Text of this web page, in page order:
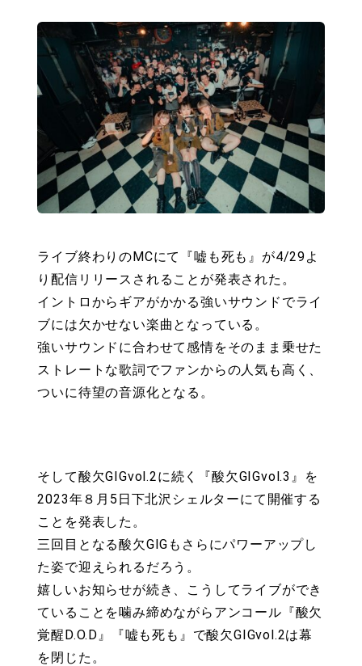
ライブ終わりのMCにて『嘘も死も』が4/29よ
り配信リリースされることが発表された。
イントロからギアがかかる強いサウンドでライ
ブには欠かせない楽曲となっている。
強いサウンドに合わせて感情をそのまま乗せた
ストレートな歌詞でファンからの人気も高く、
ついに待望の音源化となる。
そして酸欠GIGvol.2に続く『酸欠GIGvol.3』を
2023年８月5日下北沢シェルターにて開催する
ことを発表した。
三回目となる酸欠GIGもさらにパワーアップし
た姿で迎えられるだろう。
嬉しいお知らせが続き、こうしてライブができ
ていることを噛み締めながらアンコール『酸欠
覚醒D.O.D』『嘘も死も』で酸欠GIGvol.2は幕
を閉じた。